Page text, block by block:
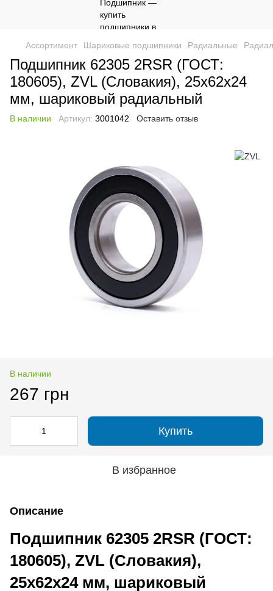
Ассортимент Шариковые подшипники Радиальные
Подшипник 62305 2RSR (ГОСТ:
180605), ZVL (Словакия), 25х62х24
мм, шариковый радиальный
В наличии Артикул: 3001042 Оставить отзыв
В наличии
267 грн
Купить
В избранное
Описание
Подшипник 62305 2RSR (ГОСТ:
180605), ZVL (Словакия),
25х62х24 мм, шариковый